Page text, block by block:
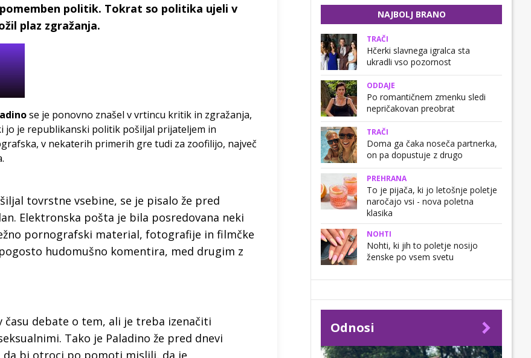
politik. Tokrat so politika ujeli v
plaz zgražanja.
se je ponovno znašel v vrtincu kritik in zgražanja,
jo je republikanski politik pošiljal prijateljem in
v nekaterih primerih gre tudi za zoofilijo, največ
tovrstne vsebine, se je pisalo že pred
Elektronska pošta je bila posredovana neki
pornografski material, fotografije in filmčke
hudomušno komentira, med drugim z
debate o tem, ali je treba izenačiti
Tako je Paladino že pred dnevi
da bi otroci po pomoti mislili, da je
NAJBOLJ BRANO
TRAČI
Hčerki slavnega igralca sta
ukradli vso pozornost
ODDAJE
Po romantičnem zmenku sledi
nepričakovan preobrat
TRAČI
Doma ga čaka noseča partnerka,
on pa dopustuje z drugo
PREHRANA
To je pijača, ki jo letošnje poletje
naročajo vsi - nova poletna
klasika
NOHTI
Nohti, ki jih to poletje nosijo
ženske po vsem svetu
Odnosi